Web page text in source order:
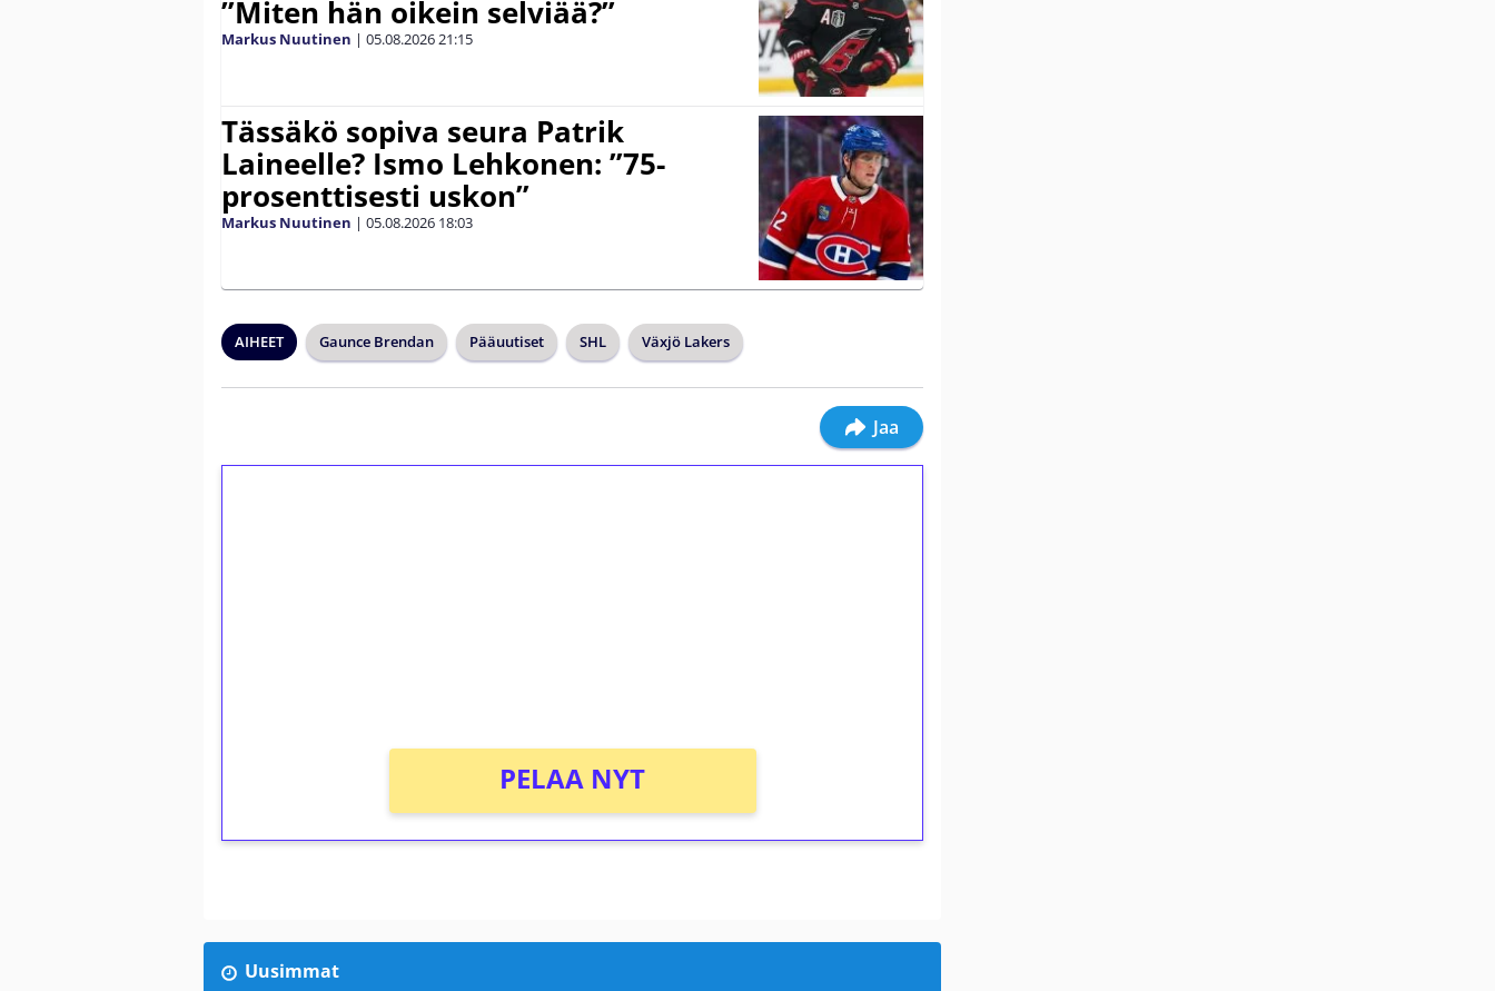
”Miten hän oikein selviää?”
Markus Nuutinen | 05.08.202621:15
Tässäkö sopiva seura Patrik
Laineelle? Ismo Lehkonen: ”75-
prosenttisesti uskon”
Markus Nuutinen | 05.08.2026 18:03
AIHEET Gaunce Brendan Pääuutiset SHL Växjö Lakers
Jaa
PELAA NYT
Uusimmat